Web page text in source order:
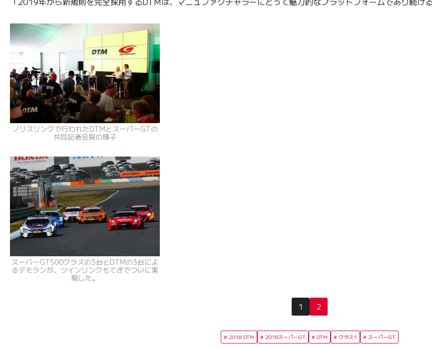
ノリスリンクで行われたDTMとスーパーGTの
共同記者会見の様子
スーパーGT500クラスの3台とDTMの3台によ
るデモランが、ツインリンクもてぎでついに実
現した。
1 2
2018 DTM 2018スーパーGT DTM クラス1 スーパーGT